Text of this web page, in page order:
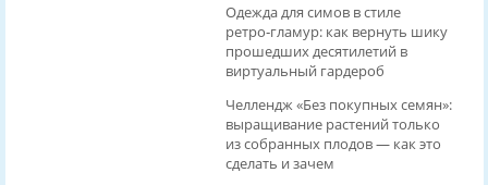
Одежда для симов в стиле
ретро‑гламур: как вернуть шику
прошедших десятилетий в
виртуальный гардероб
Челлендж «Без покупных семян»:
выращивание растений только
из собранных плодов — как это
сделать и зачем